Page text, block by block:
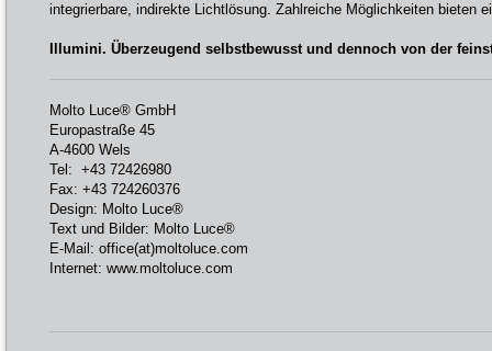
integrierbare, indirekte Lichtlösung. Zahlreiche Möglichkeiten bieten
Illumini. Überzeugend selbstbewusst und dennoch von der
Molto Luce® GmbH
Europastraße 45
A-4600 Wels
Tel: +43 72426980
Fax: +43 724260376
Design: Molto Luce®
Text und Bilder: Molto Luce®
E-Mail: office(at)moltoluce.com
Internet: www.moltoluce.com